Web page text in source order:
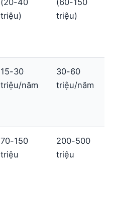
triệu)
triệu)
15-30
triệu/năm
30-60
triệu/năm
70-150
triệu
200-500
triệu